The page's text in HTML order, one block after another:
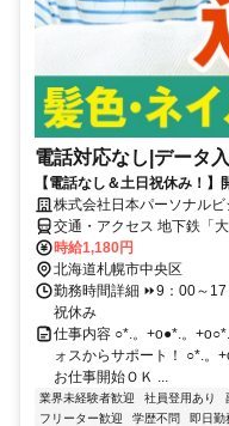
電話対応なし|データ
【電話なし＆土日祝休み！
株式会社日本パーソナル
交通・アクセス 地下鉄「
時給1,180円
北海道札幌市中央区
勤務時間詳細 ⏩9：00～
祝休み
仕事内容 ○*.。+o●*.。
ォスからサポート！ ○*.。
お仕事開始ＯＫ ...
業界未経験者歓迎 社員登用あり
フリーター歓迎
学歴不問 即日勤